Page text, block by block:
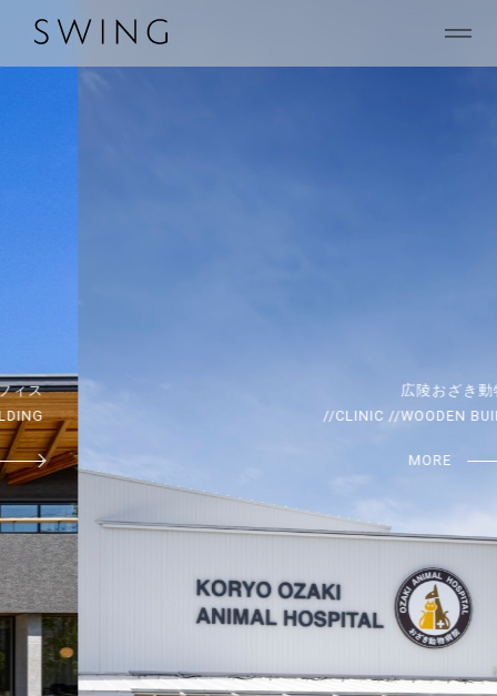
広陵おざき動物病院
//CLINIC //WOODEN BUILDING